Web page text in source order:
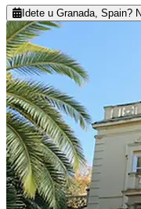
Idete u Granada, Spain?